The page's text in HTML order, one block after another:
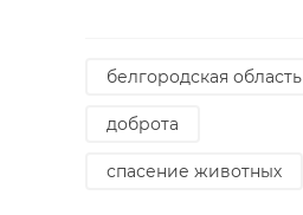
белгородская область
доброта
спасение животных